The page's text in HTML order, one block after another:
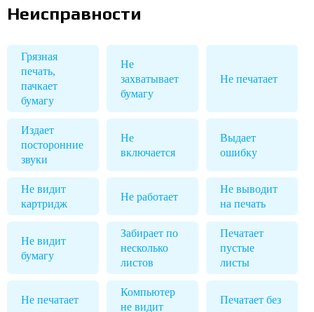
Неисправности
Грязная
печать,
пачкает
бумагу
Не
захватывает
бумагу
Не печатает
Издает
посторонние
звуки
Не
включается
Выдает
ошибку
Не видит
картридж
Не работает
Не выводит
на печать
Не видит
бумагу
Забирает по
несколько
листов
Печатает
пустые
листы
Не печатает
Компьютер
не видит
Печатает без